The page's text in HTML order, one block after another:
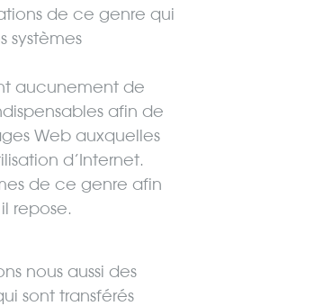
de ce genre qui
systèmes
aucunement de
afin de
Web auxquelles
d’Internet.
de ce genre afin
repose.
nous aussi des
sont transférés